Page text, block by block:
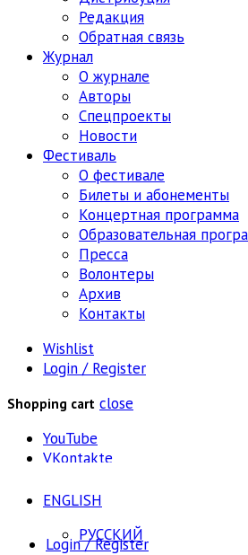
Редакция
Обратная связь
Журнал
О журнале
Авторы
Спецпроекты
Новости
Фестиваль
О фестивале
Билеты и абонементы
Концертная программа
Образовательная
Пресса
Волонтеры
Архив
Контакты
Wishlist
Login / Register
Shopping cart close
YouTube
VKontakte
ENGLISH
РУССКИЙ
Login / Register